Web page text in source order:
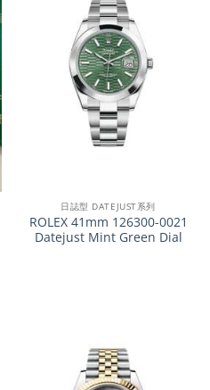
日誌型 DATEJUST系列
ROLEX 41mm 126300-0021
Datejust Mint Green Dial